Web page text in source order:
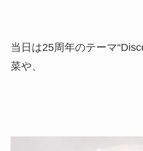
当日は25周年のテーマ
菜や、